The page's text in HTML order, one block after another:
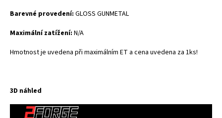
Barevné provedení: GLOSS GUNMETAL
Maximální zatížení: N/A
Hmotnost je uvedena při maximálním ET a cena uvedena za 1ks!
3D náhled